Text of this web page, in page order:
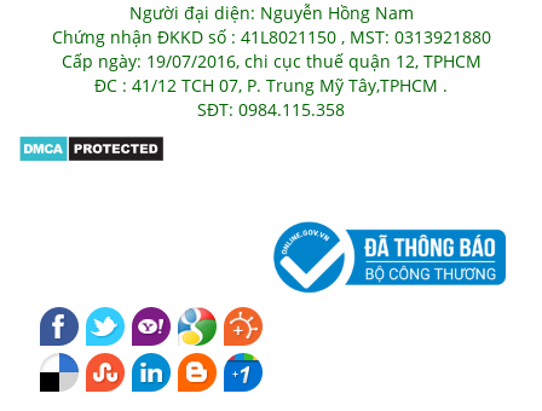
Người đại diện: Nguyễn Hồng Nam
Chứng nhận ĐKKD số : 41L8021150 , MST: 0313921880
Cấp ngày: 19/07/2016, chi cục thuế quận 12, TPHCM
ĐC : 41/12 TCH 07, P. Trung Mỹ Tây,TPHCM .
SĐT: 0984.115.358